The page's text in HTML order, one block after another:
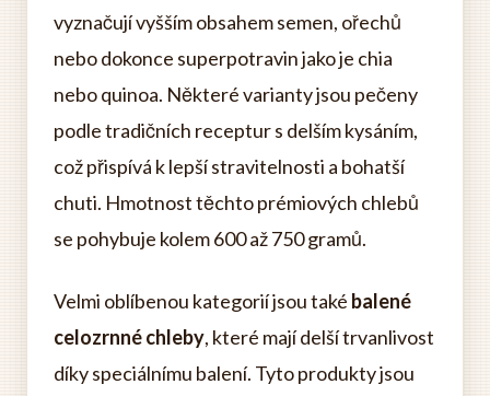
vyznačují vyšším obsahem semen, ořechů
nebo dokonce superpotravin jako je chia
nebo quinoa. Některé varianty jsou pečeny
podle tradičních receptur s delším kysáním,
což přispívá k lepší stravitelnosti a bohatší
chuti. Hmotnost těchto prémiových chlebů
se pohybuje kolem 600 až 750 gramů.
Velmi oblíbenou kategorií jsou také balené
celozrnné chleby, které mají delší trvanlivost
díky speciálnímu balení. Tyto produkty jsou